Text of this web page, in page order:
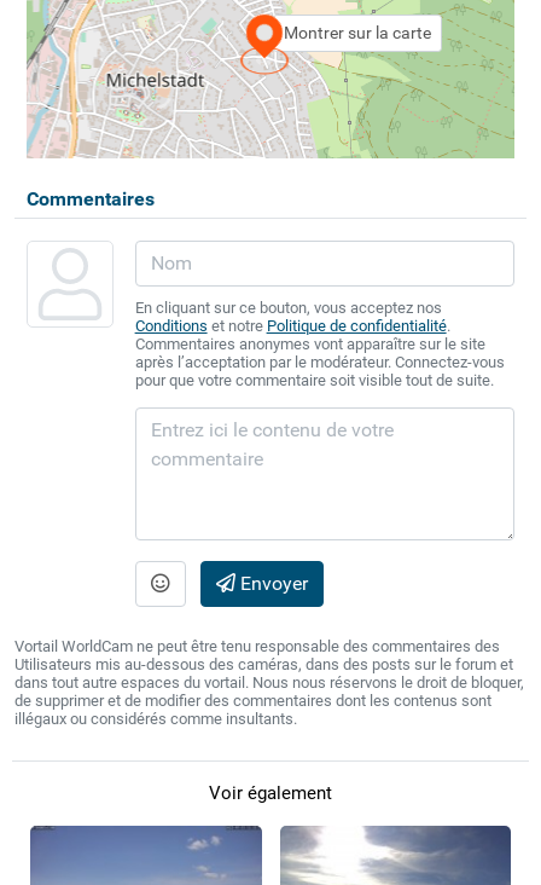
Montrer sur la carte
Commentaires
En cliquant sur ce bouton, vous acceptez nos
Conditions et notre Politique de confidentialité.
Commentaires anonymes vont apparaître sur le site
après l’acceptation par le modérateur. Connectez-vous
pour que votre commentaire soit visible tout de suite.
Envoyer
Vortail WorldCam ne peut être tenu responsable des commentaires des
Utilisateurs mis au-dessous des caméras, dans des posts sur le forum et
dans tout autre espaces du vortail. Nous nous réservons le droit de bloquer,
de supprimer et de modifier des commentaires dont les contenus sont
illégaux ou considérés comme insultants.
Voir également